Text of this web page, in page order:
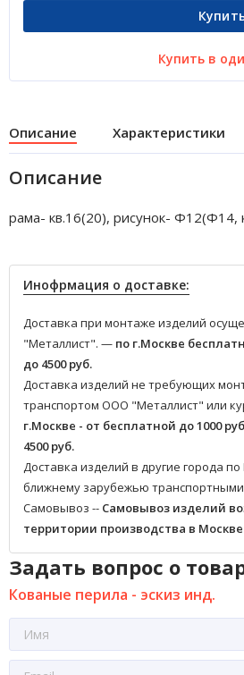
Купить в
Описание Характеристики
Описание
рама- кв.16(20), рисунок- Ф12(Ф14,
Инофрмация о доставке:
Доставка при монтаже изделий
"Металлист". — по г.Москве
до 4500 руб.
Доставка изделий не требующих
транспортом ООО "Металлист" или
г.Москве - от бесплатной до 1000
4500 руб.
Доставка изделий в другие города
ближнему зарубежью
Самовывоз -- Самовывоз изделий
территории производства в
Задать вопрос о
Кованые перила - эскиз инд.